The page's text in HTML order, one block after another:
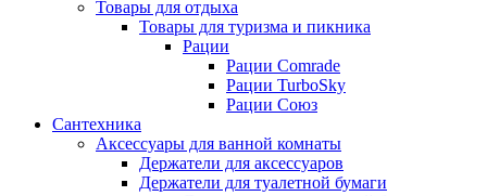
Товары для отдыха
Товары для туризма и пикника
Рации
Рации Comrade
Рации TurboSky
Рации Союз
Сантехника
Аксессуары для ванной комнаты
Держатели для аксессуаров
Держатели для туалетной бумаги